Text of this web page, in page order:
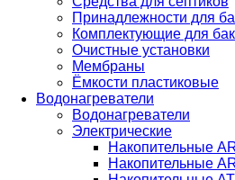
Принадлежности для
Комплектующие для
Очистные установки
Мембраны
Ёмкости пластиковые
Водонагреватели
Водонагреватели
Электрические
Накопительные
Накопительные